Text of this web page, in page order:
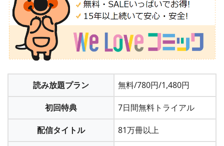
読み放題プラン 無料/780円/1,480円
初回特典 7日間無料トライアル
配信タイトル 81万冊以上